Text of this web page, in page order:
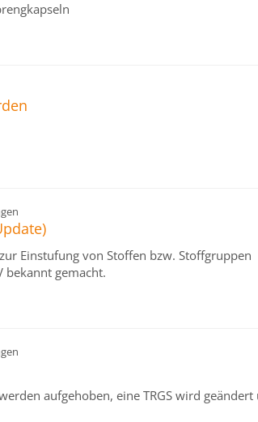
Einstufung von Stoffen bzw. Stoffgruppen
bekannt gemacht.
aufgehoben, eine TRGS wird geändert